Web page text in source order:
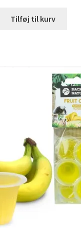
Tilføj til kurv